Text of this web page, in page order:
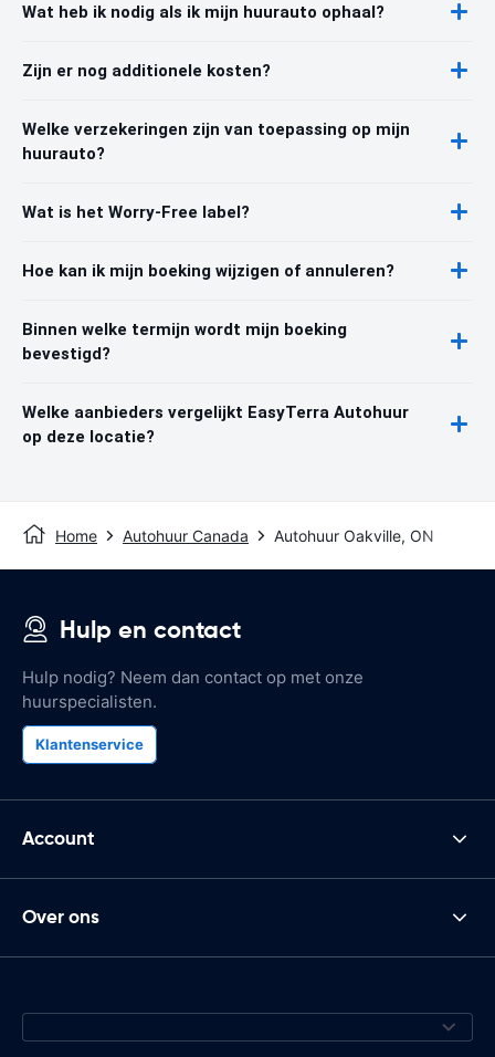
Wat heb ik nodig als ik mijn huurauto ophaal?
Zijn er nog additionele kosten?
Welke verzekeringen zijn van toepassing op mijn
huurauto?
Wat is het Worry-Free label?
Hoe kan ik mijn boeking wijzigen of annuleren?
Binnen welke termijn wordt mijn boeking
bevestigd?
Welke aanbieders vergelijkt EasyTerra Autohuur
op deze locatie?
Home Autohuur Canada Autohuur Oakville, ON
Hulp en contact
Hulp nodig? Neem dan contact op met onze
huurspecialisten.
Klantenservice
Account
Over ons